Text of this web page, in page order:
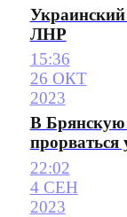
Украинский
ЛНР
15:36
26 ОКТ
2023
В Брянскую
прорваться
22:02
4 СЕН
2023